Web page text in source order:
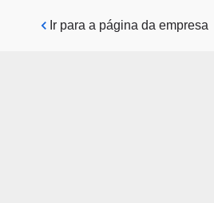
Pular para o conteúdo principal
Ir para a página da empresa